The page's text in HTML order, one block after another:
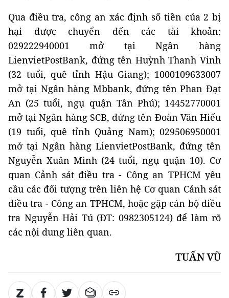
Qua điều tra, công an xác định số tiền của 2 bị
hại được chuyển đến các tài khoản:
029222940001 mở tại Ngân hàng
LienvietPostBank, đứng tên Huỳnh Thanh Vinh
(32 tuổi, quê tỉnh Hậu Giang); 1000109633007
mở tại Ngân hàng Mbbank, đứng tên Phan Đạt
An (25 tuổi, ngụ quận Tân Phú); 14452770001
mở tại Ngân hàng SCB, đứng tên Đoàn Văn Hiếu
(19 tuổi, quê tỉnh Quảng Nam); 029506950001
mở tại Ngân hàng LienvietPostBank, đứng tên
Nguyễn Xuân Minh (24 tuổi, ngụ quận 10). Cơ
quan Cảnh sát điều tra - Công an TPHCM yêu
cầu các đối tượng trên liên hệ Cơ quan Cảnh sát
điều tra - Công an TPHCM, hoặc gặp cán bộ điều
tra Nguyễn Hải Tú (ĐT: 0982305124) để làm rõ
các nội dung liên quan.
TUẤN VŨ